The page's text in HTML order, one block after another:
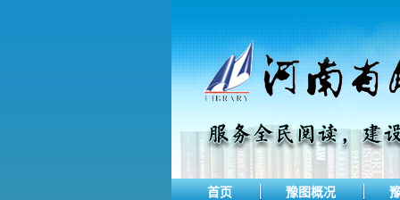
首页 豫图概况